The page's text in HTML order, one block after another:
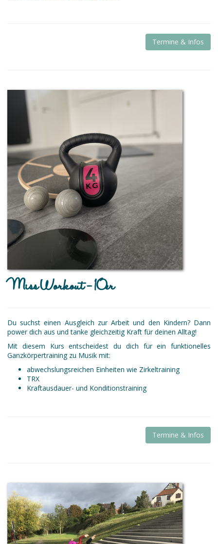
Termine & Infos
Miss Workout - 10er
Du suchst einen Ausgleich zur Arbeit und den Kindern? Dann
power dich aus und tanke gleichzeitig Kraft für deinen Alltag!
Mit diesem Kurs entscheidest du dich für ein funktionelles
Ganzkörpertraining zu Musik mit:
abwechslungsreichen Einheiten wie Zirkeltraining
TRX
Kraftausdauer- und Konditionstraining
Termine & Infos